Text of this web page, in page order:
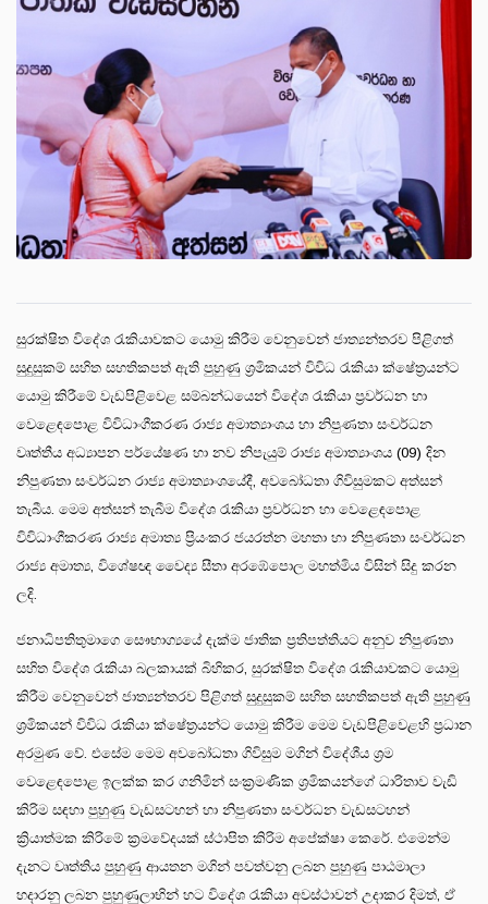
සුරක්ෂිත විදේශ රැකියාවකට යොමු කිරීම වෙනුවෙන් ජාත්‍යන්තරව පිළිගත්
සුදුසුකම් සහිත සහතිකපත් ඇති පුහුණු ශ්‍රමිකයන් විවිධ රැකියා ක්ෂේත්‍රයන්ට
යොමු කිරීමේ වැඩපිළිවෙළ සම්බන්ධයෙන් විදේශ රැකියා ප්‍රවර්ධන හා
වෙළෙඳපොළ විවිධාංගීකරණ රාජ්‍ය අමාත්‍යාංශය හා නිපුණතා සංවර්ධන
වෘත්තීය අධ්‍යාපන පර්යේෂණ හා නව නිපැයුම් රාජ්‍ය අමාත්‍යාංශය (09) දින
නිපුණතා සංවර්ධන රාජ්‍ය අමාත්‍යාංශයේදී, අවබෝධතා ගිවිසුමකට අත්සන්
තැබීය. මෙම අත්සන් තැබීම විදේශ රැකියා ප්‍රවර්ධන හා වෙළෙඳපොළ
විවිධාංගීකරණ රාජ්‍ය අමාත්‍ය ප්‍රියංකර ජයරත්න මහතා හා නිපුණතා සංවර්ධන
රාජ්‍ය අමාත්‍ය, විශේෂඥ වෛද්‍ය සීතා අරඹේපොල මහත්මිය විසින් සිදු කරන
ලදි.
ජනාධිපතිතුමාගෙ සෞභාග්‍යයේ දැක්ම ජාතික ප්‍රතිපත්තියට අනුව නිපුණතා
සහිත විදේශ රැකියා බලකායක් බිහිකර, සුරක්ෂිත විදේශ රැකියාවකට යොමු
කිරීම වෙනුවෙන් ජාත්‍යන්තරව පිළිගත් සුදුසුකම් සහිත සහතිකපත් ඇති පුහුණු
ශ්‍රමිකයන් විවිධ රැකියා ක්ෂේත්‍රයන්ට යොමු කිරීම මෙම වැඩපිළිවෙළහි ප්‍රධාන
අරමුණ වේ. එසේම මෙම අවබෝධතා ගිවිසුම මගින් විදේශීය ශ්‍රම
වෙළෙඳපොළ ඉලක්ක කර ගනිමින් සංක්‍රමණික ශ්‍රමිකයන්ගේ ධාරිතාව වැඩි
කිරිම සඳහා පුහුණු වැඩසටහන් හා නිපුණතා සංවර්ධන වැඩසටහන්
ක්‍රියාත්මක කිරිමේ ක්‍රමවේදයක් ස්ථාපිත කිරිම අපේක්ෂා කෙරේ. එමෙන්ම
දැනට වෘත්තිය පුහුණු ආයතන මගින් පවත්වනු ලබන පුහුණු පාඨමාලා
හදාරනු ලබන පුහුණුලාභින් හට විදේශ රැකියා අවස්ථාවන් උදාකර දිමත්, ඒ